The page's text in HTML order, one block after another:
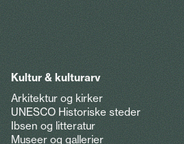
Kultur & kulturarv
Arkitektur og kirker
UNESCO Historiske steder
Ibsen og litteratur
Museer og gallerier